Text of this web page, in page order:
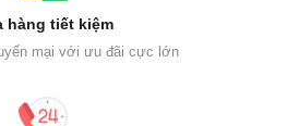
hàng tiết kiệm
mại với ưu đãi cực lớn